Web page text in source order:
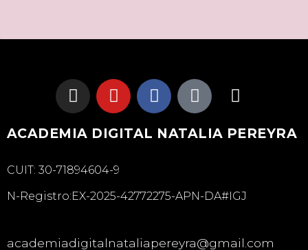
ACADEMIA DIGITAL NATALIA PEREYRA
CUIT: 30-71894604-9
N-Registro:EX-2025-42772275-APN-DA#IGJ
academiadigitalnataliapereyra@gmail.com